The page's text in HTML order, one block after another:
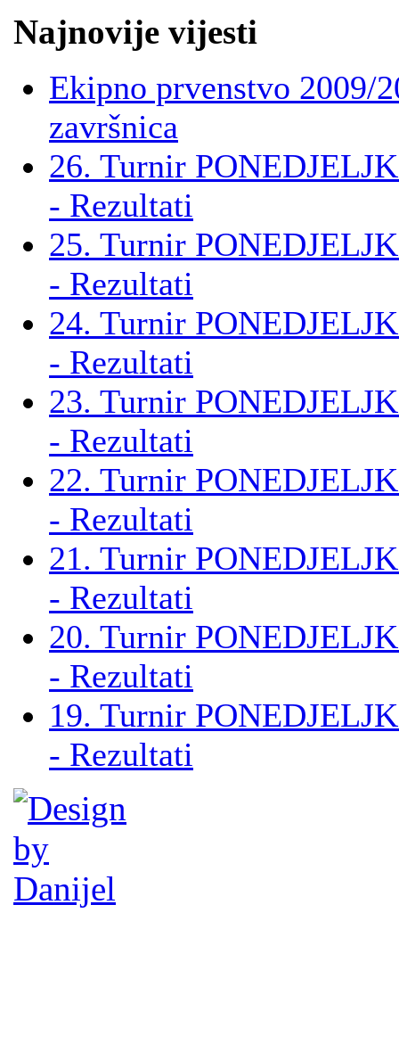
Najnovije vijesti
Ekipno prvenstvo 2009/
završnica
26. Turnir
- Rezultati
25. Turnir
- Rezultati
24. Turnir
- Rezultati
23. Turnir
- Rezultati
22. Turnir
- Rezultati
21. Turnir
- Rezultati
20. Turnir
- Rezultati
19. Turnir
- Rezultati